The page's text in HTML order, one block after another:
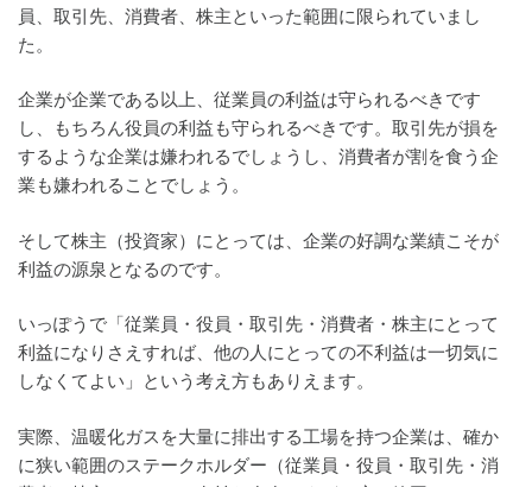
員、取引先、消費者、株主といった範囲に限られていまし
た。
企業が企業である以上、従業員の利益は守られるべきです
し、もちろん役員の利益も守られるべきです。取引先が損を
するような企業は嫌われるでしょうし、消費者が割を食う企
業も嫌われることでしょう。
そして株主（投資家）にとっては、企業の好調な業績こそが
利益の源泉となるのです。
いっぽうで「従業員・役員・取引先・消費者・株主にとって
利益になりさえすれば、他の人にとっての不利益は一切気に
しなくてよい」という考え方もありえます。
実際、温暖化ガスを大量に排出する工場を持つ企業は、確か
に狭い範囲のステークホルダー（従業員・役員・取引先・消